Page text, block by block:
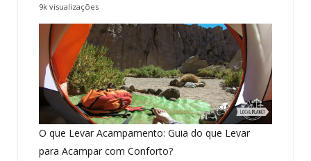
9k visualizações
O que Levar Acampamento: Guia do que Levar
para Acampar com Conforto?